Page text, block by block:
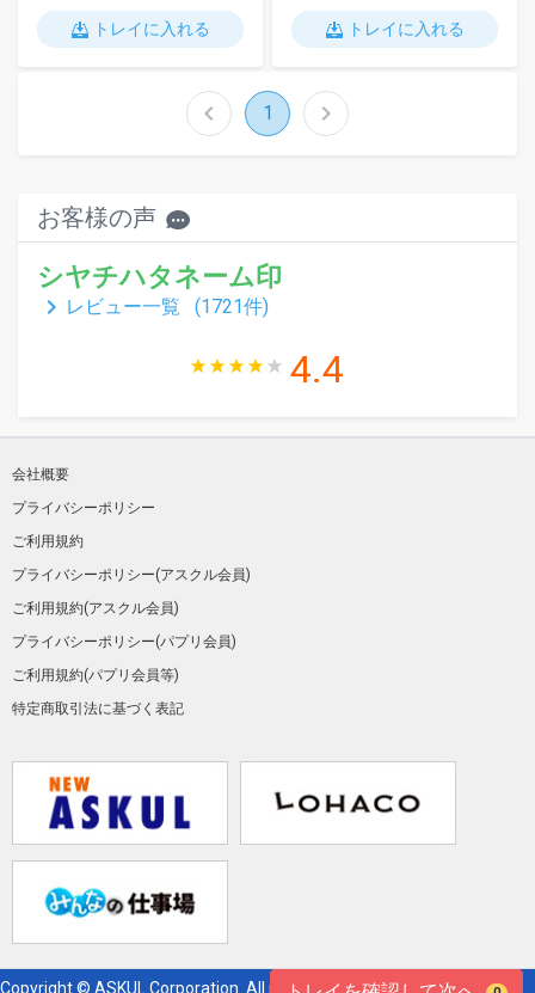
トレイに入れる トレイに入れる
chevron_left 1 chevron_right
お客様の声
シヤチハタネーム印
keyboard_arrow_right レビュー一覧 (1721件)
4.4
会社概要
プライバシーポリシー
ご利用規約
プライバシーポリシー(アスクル会員)
ご利用規約(アスクル会員)
プライバシーポリシー(パプリ会員)
ご利用規約(パプリ会員等)
特定商取引法に基づく表記
Copyright © ASKUL Corporation. All right reserved.